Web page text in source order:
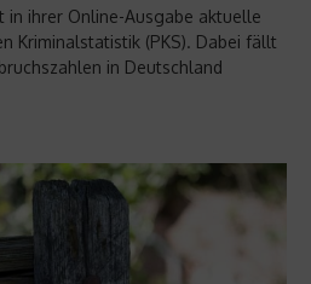
in ihrer Online-Ausgabe aktuelle
Kriminalstatistik (PKS). Dabei fällt
in Deutschland